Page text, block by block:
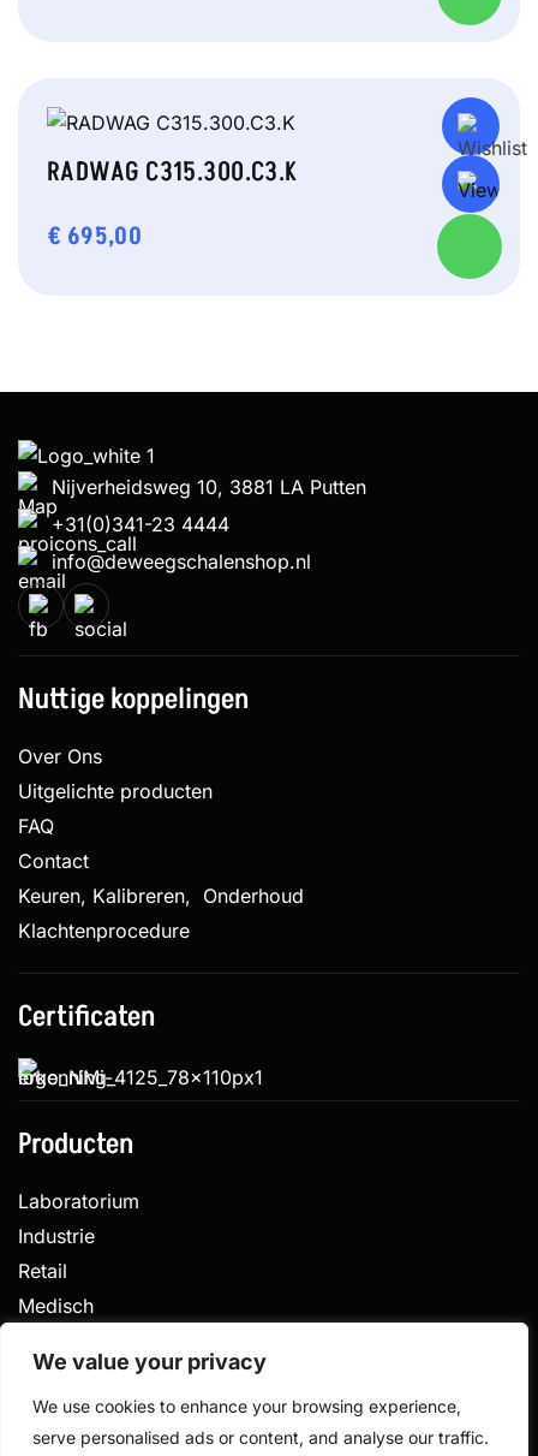
We value your privacy
We use cookies to enhance your browsing experience,
serve personalised ads or content, and analyse our traffic.
RADWAG C315.300.C3.K
€ 695,00
Nijverheidsweg 10, 3881 LA Putten
+31(0)341-23 4444
info@deweegschalenshop.nl
Nuttige koppelingen
Over Ons
Uitgelichte producten
FAQ
Contact
Keuren, Kalibreren, Onderhoud
Klachtenprocedure
Certificaten
Producten
Laboratorium
Industrie
Retail
Medisch